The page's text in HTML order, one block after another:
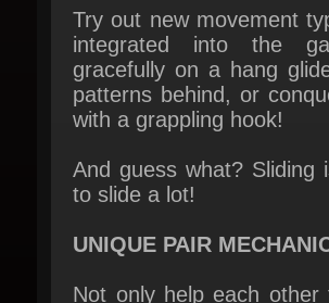
gracefully on a hang
patterns behind, or
with a grappling hook!
And guess what? Sliding
to slide a lot!
UNIQUE PAIR MECHANICS
Not only help each other
together to achieve
robot partner and